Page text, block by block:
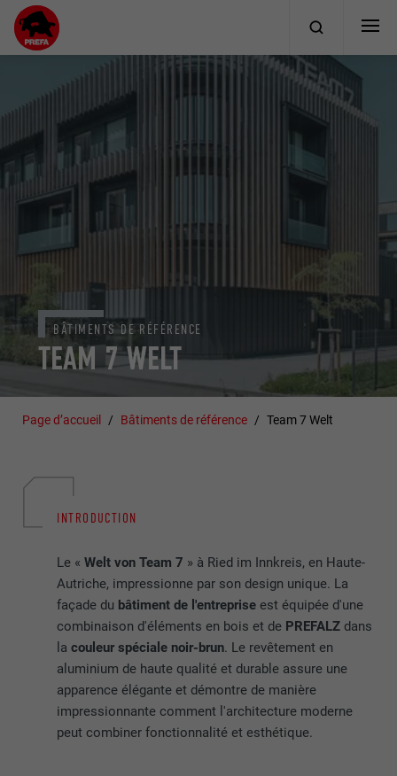
TEAM 7 WELT
BÂTIMENTS DE RÉFÉRENCE
Page d’accueil Bâtiments de référence Team 7 Welt
INTRODUCTION
Le «Welt von Team 7 » à Ried im Innkreis, en Haute-
Autriche, impressionne par son design unique. La
façade du bâtiment de l'entreprise est équipée d'une
combinaison d'éléments en bois et de PREFALZ dans
lacouleur spéciale noir-brun. Le revêtement en
aluminium de haute qualité et durable assure une
apparence élégante et démontre de manière
impressionnante comment l'architecture moderne
peut combiner fonctionnalité et esthétique.